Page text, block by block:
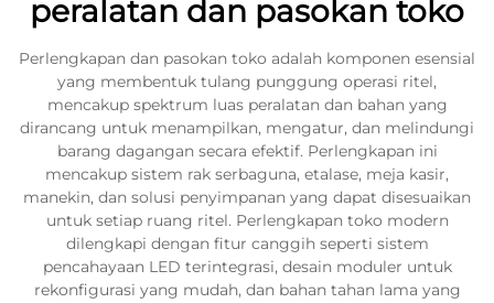
peralatan dan pasokan toko
Perlengkapan dan pasokan toko adalah komponen esensial
yang membentuk tulang punggung operasi ritel,
mencakup spektrum luas peralatan dan bahan yang
dirancang untuk menampilkan, mengatur, dan melindungi
barang dagangan secara efektif. Perlengkapan ini
mencakup sistem rak serbaguna, etalase, meja kasir,
manekin, dan solusi penyimpanan yang dapat disesuaikan
untuk setiap ruang ritel. Perlengkapan toko modern
dilengkapi dengan fitur canggih seperti sistem
pencahayaan LED terintegrasi, desain moduler untuk
rekonfigurasi yang mudah, dan bahan tahan lama yang